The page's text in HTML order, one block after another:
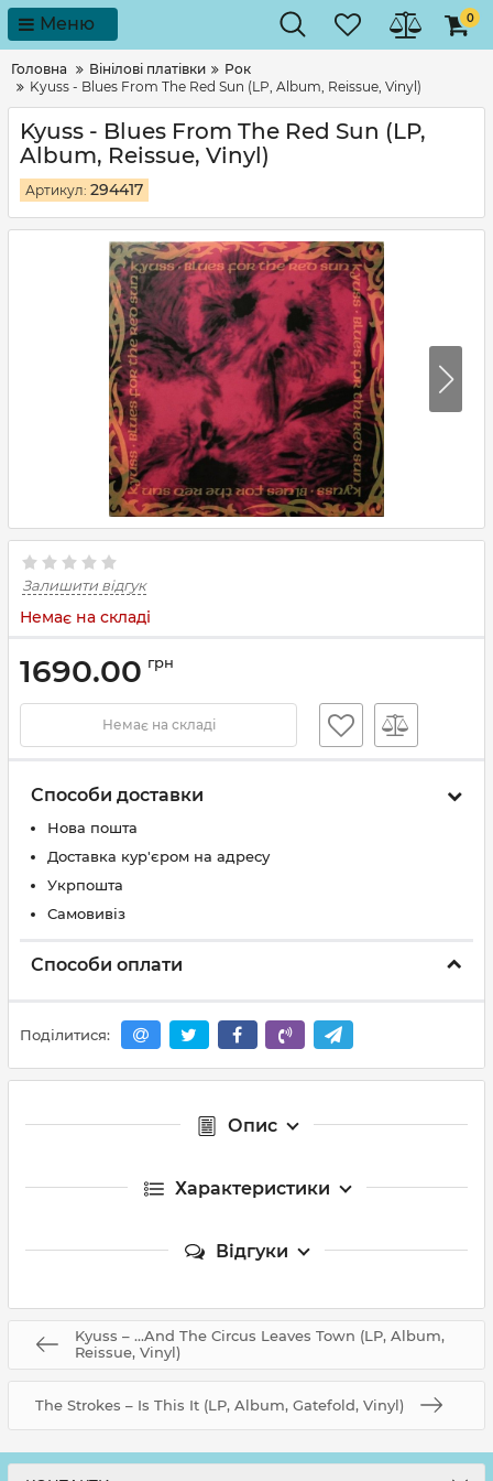
Меню 0
Головна Вінілові платівки
Рок
Kyuss - Blues From The Red Sun (LP, Album, Reissue, Vinyl)
Kyuss - Blues From The Red Sun (LP,
Album, Reissue, Vinyl)
Артикул: 294417
Залишити відгук
Немає на складі
1690.00 грн
Немає на складі
Способи доставки
Нова пошта
Доставка кур'єром на адресу
Укрпошта
Самовивіз
Способи оплати
Поділитися:
Опис
Характеристики
Відгуки
Kyuss – ...And The Circus Leaves Town (LP, Album,
Reissue, Vinyl)
The Strokes – Is This It (LP, Album, Gatefold, Vinyl)